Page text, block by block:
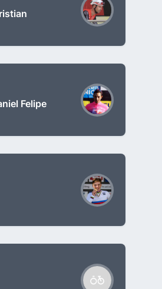
Felipe